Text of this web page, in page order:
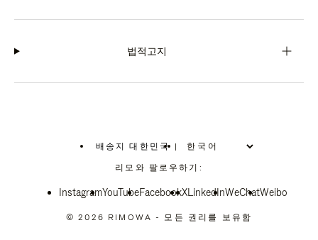
법적고지
배송지 대한민국
위
치
선
십
|
리모와 팔로우하기:
InstagramYouTubeFacebookXLinkedInWeChatWeibo
© 2026 RIMOWA - 모든 권리를 보유함